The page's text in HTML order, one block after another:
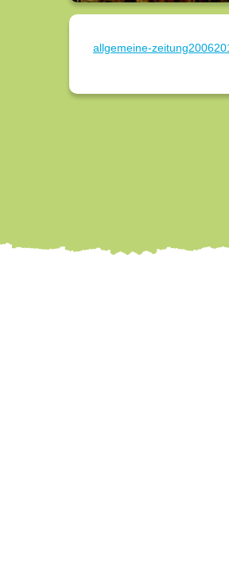
allgemeine-